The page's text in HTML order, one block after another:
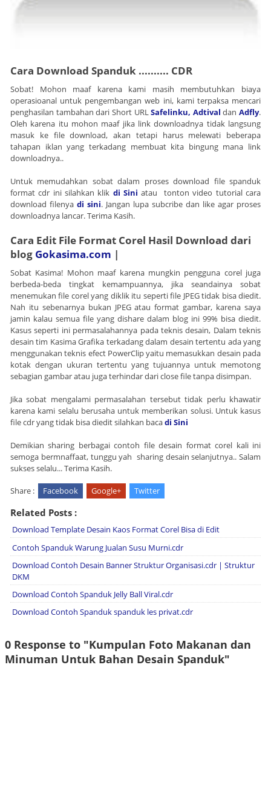
Cara Download Spanduk .......... CDR
Sobat! Mohon maaf karena kami masih membutuhkan biaya
operasioanal untuk pengembangan web ini, kami terpaksa mencari
penghasilan tambahan dari Short URLSafelinku, Adtival dan Adfly.
Oleh karena itu mohon maaf jika link downloadnya tidak langsung
masuk ke file download, akan tetapi harus melewati beberapa
tahapan iklan yang terkadang membuat kita bingung mana link
downloadnya..
Untuk memudahkan sobat dalam proses download file spanduk
format cdr ini silahkan klik di Sini atau tonton video tutorial cara
download filenya di sini. Jangan lupa subcribe dan like agar proses
downloadnya lancar. Terima Kasih.
Cara Edit File Format Corel Hasil Download dari
blog Gokasima.com |
Sobat Kasima! Mohon maaf karena mungkin pengguna corel juga
berbeda-beda tingkat kemampuannya, jika seandainya sobat
menemukan file corel yang diklik itu seperti file JPEG tidak bisa diedit.
Nah itu sebenarnya bukan JPEG atau format gambar, karena saya
jamin kalau semua file yang dishare dalam blog ini 99% bisa diedit.
Kasus seperti ini permasalahannya pada teknis desain, Dalam teknis
desain tim Kasima Grafika terkadang dalam desain tertentu ada yang
menggunakan teknis efect PowerClip yaitu memasukkan desain pada
kotak dengan ukuran tertentu yang tujuannya untuk memotong
sebagian gambar atau juga terhindar dari close file tanpa disimpan.
Jika sobat mengalami permasalahan tersebut tidak perlu khawatir
karena kami selalu berusaha untuk memberikan solusi. Untuk kasus
file cdr yang tidak bisa diedit silahkan bacadi Sini
Demikian sharing berbagai contoh file desain format corel kali ini
semoga bermnaffaat, tunggu yah sharing desain selanjutnya.. Salam
sukses selalu... Terima Kasih.
Share : Facebook Google+ Twitter
Related Posts :
Download Template Desain Kaos Format Corel Bisa di Edit
Contoh Spanduk Warung Jualan Susu Murni.cdr
Download Contoh Desain Banner Struktur Organisasi.cdr | Struktur
DKM
Download Contoh Spanduk Jelly Ball Viral.cdr
Download Contoh Spanduk spanduk les privat.cdr
0 Response to "Kumpulan Foto Makanan dan
Minuman Untuk Bahan Desain Spanduk"